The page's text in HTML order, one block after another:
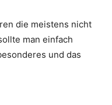
die meistens nicht
man einfach
und das